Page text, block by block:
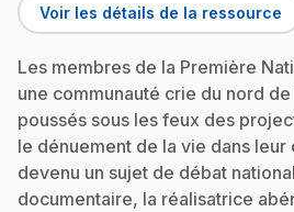
Voir les détails de la ressource
Les membres de la Première
une communauté crie du nord
poussés sous les feux des
le dénuement de la vie dans leur
devenu un sujet de débat
documentaire, la réalisatrice